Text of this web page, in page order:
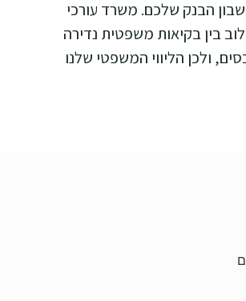
הבנק שלכם. משרד עורכי
בין בקיאות משפטית נדירה
להבריח נכסים, ולכן הליווי המשפטי שלנו